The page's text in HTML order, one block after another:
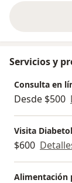
estoy aquí
más
estrategia
vida.
Servicios y
Consulta en
Desde $500
Visita
$600
Alimentación